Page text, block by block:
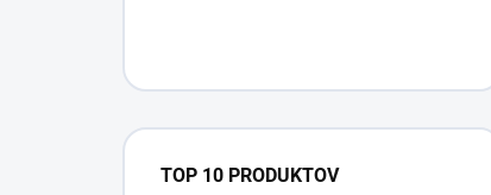
TOP 10 PRODUKTOV